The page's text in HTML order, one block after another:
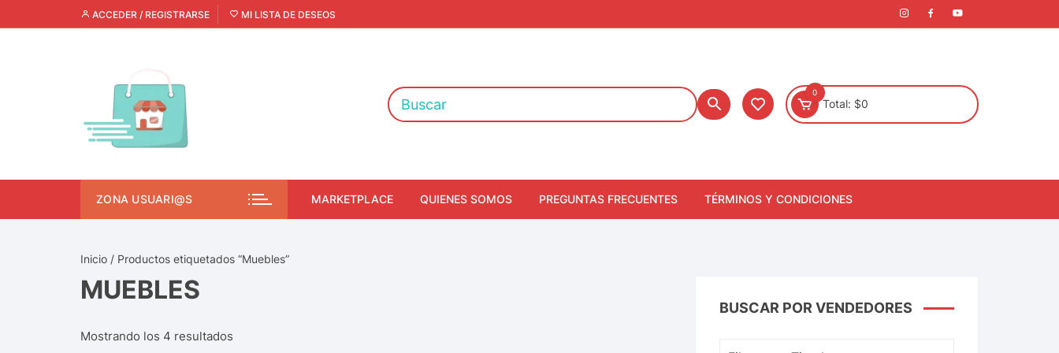
ACCEDER / REGISTRARSE MI LISTA DE DESEOS
0
Total: $0
ZONA USUARI@S MARKETPLACE QUIENES SOMOS PREGUNTAS FRECUENTES TÉRMINOS Y CONDICIONES
Inicio / Productos etiquetados “Muebles”
MUEBLES
Mostrando los 4 resultados
BUSCAR POR VENDEDORES